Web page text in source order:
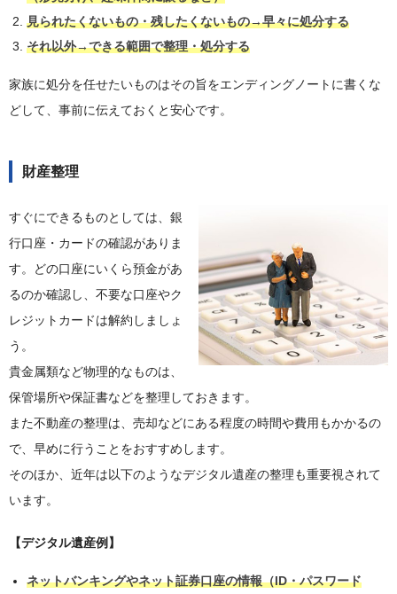
見られたくないもの・残したくないもの→早々に処分する
それ以外→できる範囲で整理・処分する
家族に処分を任せたいものはその旨をエンディングノートに書くな
どして、事前に伝えておくと安心です。
財産整理
すぐにできるものとしては、銀
行口座・カードの確認がありま
す。どの口座にいくら預金があ
るのか確認し、不要な口座やク
レジットカードは解約しましょ
う。
貴金属類など物理的なものは、
保管場所や保証書などを整理しておきます。
また不動産の整理は、売却などにある程度の時間や費用もかかるの
で、早めに行うことをおすすめします。
そのほか、近年は以下のようなデジタル遺産の整理も重要視されて
います。
【デジタル遺産例】
ネットバンキングやネット証券口座の情報（ID・パスワード